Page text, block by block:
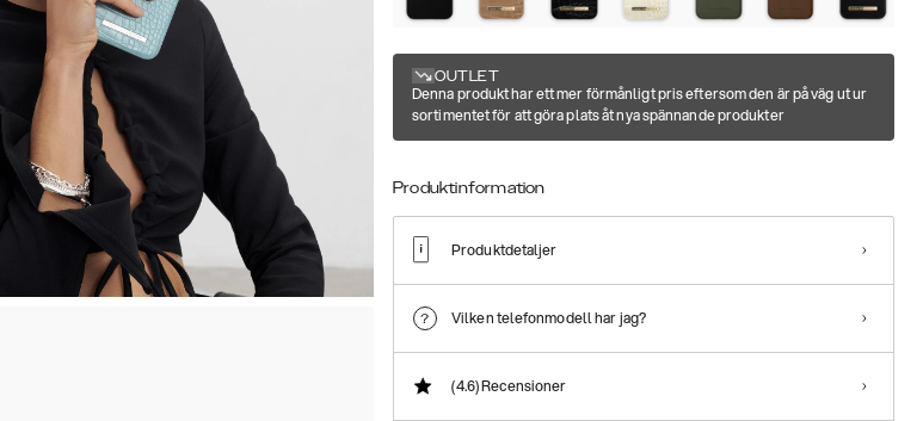
OUTLET
Denna produkt har ett mer förmånligt pris eftersom den är på väg ut ur
sortimentet för att göra plats åt nya spännande produkter
Produktinformation
Produktdetaljer
Vilken telefonmodell har jag?
(4.6)Recensioner